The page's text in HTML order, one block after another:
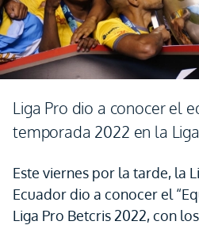
Liga Pro dio a conocer el
temporada 2022 en la
Este viernes por la tarde, la
Ecuador dio a conocer el
Liga Pro Betcris 2022, con